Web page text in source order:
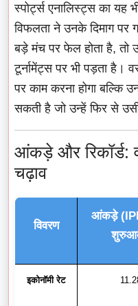
स्पोर्ट्स एनालिस्ट्स का यह
विफलता ने उनके दिमाग पर
बड़े मंच पर फेल होता है,
टूर्नामेंट्स पर भी पड़ता है।
पर काम करना होगा बल्कि
सकती है जो उन्हें फिर से
आंकड़े और रिकॉर्ड:
चढ़ाव
विवरण
आंकड़े
इकोनॉमी रेट